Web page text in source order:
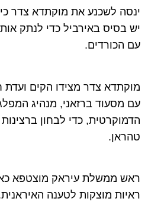
ינסה לשכנע את מוקתדא צדר
יש בסיס באירביל כדי לנתק
עם הכורדים.
מוקתדא צדר מצידו הקים
עם מסעוד ברזאני, מנהיג
הדמוקרטית, כדי לבחון
טהראן.
ראש ממשלת עיראק מוצטפא
ראיות מוצקות לטענה